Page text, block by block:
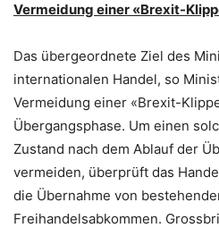
Vermeidung einer «Brexit-
Das übergeordnete Ziel des
internationalen Handel, so
Vermeidung einer «Brexit-
Übergangsphase. Um einen
Zustand nach dem Ablauf der
vermeiden, überprüft das
die Übernahme von
Freihandelsabkommen.